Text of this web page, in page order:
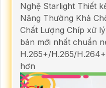
Nghệ Starlight Thiết
Năng Thường Khả
Chất Lượng Chíp xử
bản mới nhất chuẩn
H.265+/H.265/
hơn